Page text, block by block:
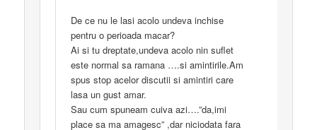
De ce nu le lasi acolo undeva inchise
pentru o perioada macar?
Ai si tu dreptate,undeva acolo nin suflet
este normal sa ramana ….si amintirile.Am
spus stop acelor discutii si amintiri care
lasa un gust amar.
Sau cum spuneam cuiva azi….”da,imi
place sa ma amagesc” ,dar niciodata fara